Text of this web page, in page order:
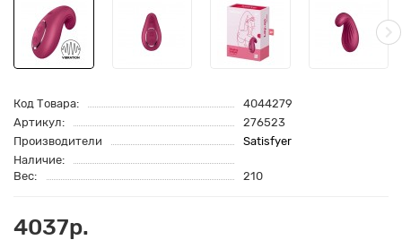
Код Товара:
4044279
Артикул:
276523
Производители
Satisfyer
Наличие:
Вес:
210
4037р.